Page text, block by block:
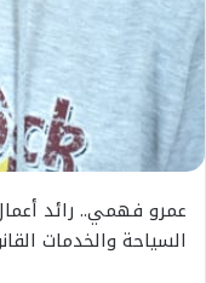
عمرو فهمي.. رائد
السياحة والخدمات